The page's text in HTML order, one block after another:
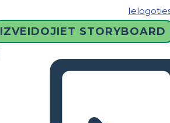
IZVEIDOJIET STORYBOARD